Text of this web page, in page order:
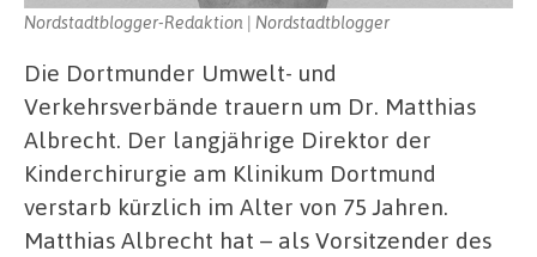
Nordstadtblogger-Redaktion | Nordstadtblogger
Die Dortmunder Umwelt- und
Verkehrsverbände trauern um Dr. Matthias
Albrecht. Der langjährige Direktor der
Kinderchirurgie am Klinikum Dortmund
verstarb kürzlich im Alter von 75 Jahren.
Matthias Albrecht hat – als Vorsitzender des